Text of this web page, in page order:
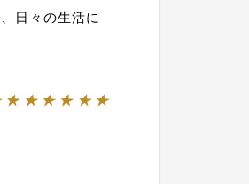
日々の生活に